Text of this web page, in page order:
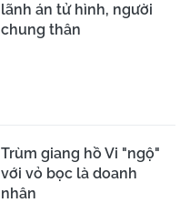
lãnh án tử hình, người
chung thân
Trùm giang hồ Vi "ngộ"
với vỏ bọc là doanh
nhân